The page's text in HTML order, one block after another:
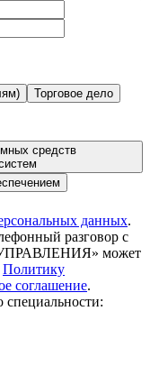
Торговое дело
данных.
разговор с
может
Политику
соглашение.
специальности: